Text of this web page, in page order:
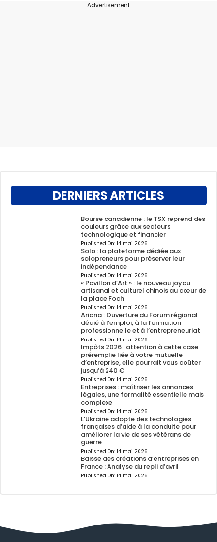
---Advertisement---
DERNIERS ARTICLES
Bourse canadienne : le TSX reprend des
couleurs grâce aux secteurs
technologique et financier
Published On: 14 mai 2026
Solo : la plateforme dédiée aux
solopreneurs pour préserver leur
indépendance
Published On: 14 mai 2026
« Pavillon d’Art » : le nouveau joyau
artisanal et culturel chinois au cœur de
la place Foch
Published On: 14 mai 2026
Ariana : Ouverture du Forum régional
dédié à l’emploi, à la formation
professionnelle et à l’entrepreneuriat
Published On: 14 mai 2026
Impôts 2026 : attention à cette case
préremplie liée à votre mutuelle
d’entreprise, elle pourrait vous coûter
jusqu’à 240 €
Published On: 14 mai 2026
Entreprises : maîtriser les annonces
légales, une formalité essentielle mais
complexe
Published On: 14 mai 2026
L’Ukraine adopte des technologies
françaises d’aide à la conduite pour
améliorer la vie de ses vétérans de
guerre
Published On: 14 mai 2026
Baisse des créations d’entreprises en
France : Analyse du repli d’avril
Published On: 14 mai 2026